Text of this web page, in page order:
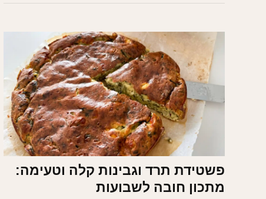
פשטידת תרד וגבינות קלה וטעימה:
מתכון חובה לשבועות